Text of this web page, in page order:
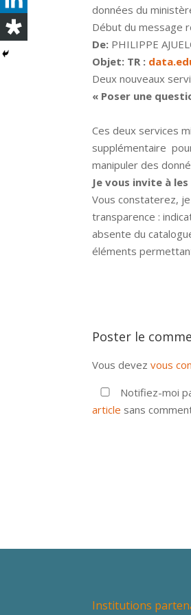
données du
Début du message
De: PHILIPPE
Objet: TR :
Deux nouveaux
« Poser une
Ces deux services
supplémentaire
manipuler des
Je vous invite à
Vous constaterez,
transparence :
absente du
éléments
Poster le
Vous devezvous
Notifiez-moi
article sans
Institutions